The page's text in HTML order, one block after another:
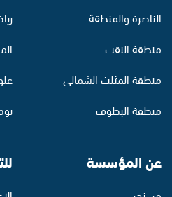
الناصرة والمنطقة
منطقة النقب
منطقة المثلث الشمالي
منطقة البطوف
عن المؤسسة